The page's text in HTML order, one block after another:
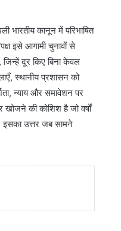
भारतीय कानून में परिभाषित
इसे आगामी चुनावों से
दूर किए बिना केवल
स्थानीय प्रशासन को
न्याय और समावेशन पर
की कोशिश है जो वर्षों
उत्तर जब सामने